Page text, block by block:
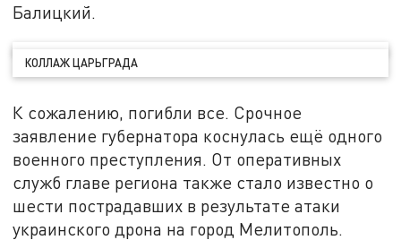
Балицкий.
КОЛЛАЖ ЦАРЬГРАДА
К сожалению, погибли все. Срочное
заявление губернатора коснулась ещё одного
военного преступления. От оперативных
служб главе региона также стало известно о
шести пострадавших в результате атаки
украинского дрона на город Мелитополь.